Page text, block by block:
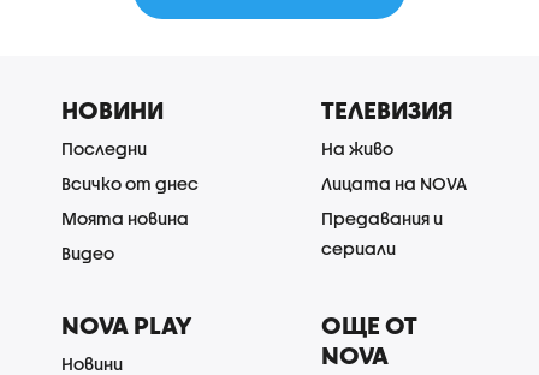
НОВИНИ
Последни
Всичко от днес
Моята новина
Видео
ТЕЛЕВИЗИЯ
На живо
Лицата на NOVA
Предавания и
сериали
NOVA PLAY
Новини
ОЩЕ ОТ
NOVA